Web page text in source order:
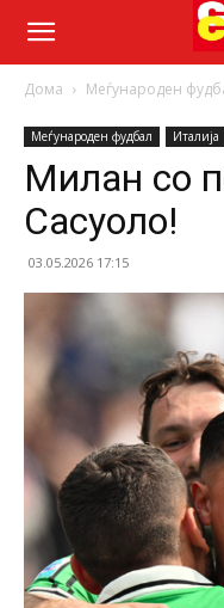
Дома Меѓународен
Меѓународен фудбал Италија
Милан со
Сасуоло!
03.05.2026 17:15